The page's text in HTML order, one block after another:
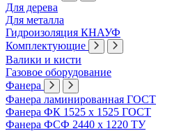
Для дерева
Для металла
Гидроизоляция КНАУФ
Комплектующие
Валики и кисти
Газовое оборудование
Фанера
Фанера ламинированная ГОСТ
Фанера ФК 1525 х 1525 ГОСТ
Фанера ФСФ 2440 х 1220 ТУ